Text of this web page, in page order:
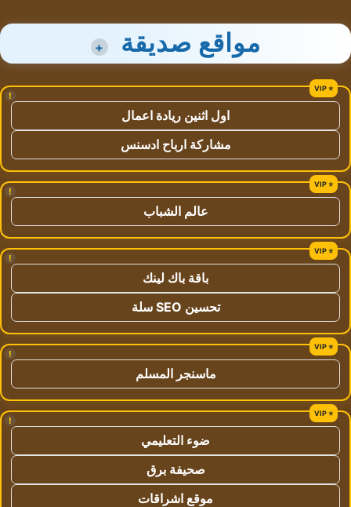
مواقع صديقة +
!
اول اثنين ريادة اعمال
مشاركة ارباح ادسنس
!
عالم الشباب
!
باقة باك لينك
تحسين SEO سلة
!
ماسنجر المسلم
!
ضوء التعليمي
صحيفة برق
موقع اشراقات